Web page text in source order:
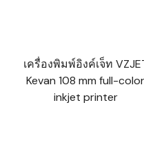
เครื่องพิมพ์อิงค์เจ็ท
Kevan 108 mm full-color
inkjet printer